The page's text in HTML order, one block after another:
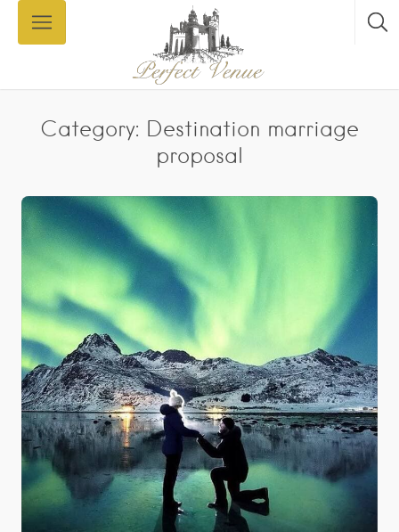
Category: Destination marriage
proposal